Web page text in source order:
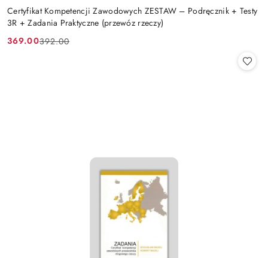
Certyfikat Kompetencji Zawodowych ZESTAW – Podręcznik + Testy
3R + Zadania Praktyczne (przewóz rzeczy)
Cena
369.00
Cena
392.00